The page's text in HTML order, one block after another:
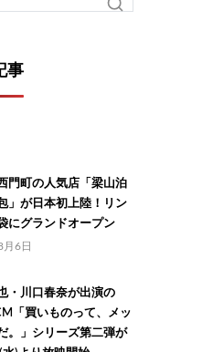
事
門町の人気店「梁山泊
」が日本初上陸！リン
にグランドオープン
6日
・川口春奈が出演の
「買いものって、メッ
。」シリーズ第二弾が